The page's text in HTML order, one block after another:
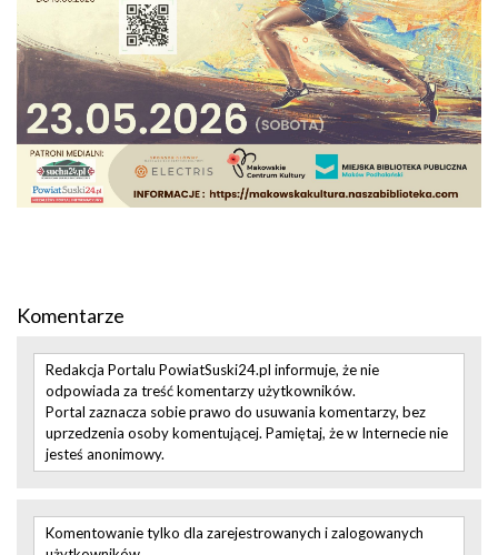
Komentarze
Redakcja Portalu PowiatSuski24.pl informuje, że nie
odpowiada za treść komentarzy użytkowników.
Portal zaznacza sobie prawo do usuwania komentarzy, bez
uprzedzenia osoby komentującej. Pamiętaj, że w Internecie nie
jesteś anonimowy.
Komentowanie tylko dla zarejestrowanych i zalogowanych